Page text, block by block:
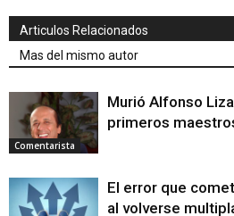
Articulos Relacionados
Mas del mismo autor
Comentarista
Murió Alfonso
primeros
El error que
al volverse